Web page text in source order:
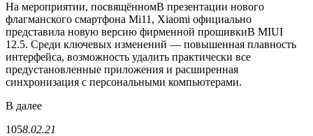
На мероприятии, посвящённомВ презентации нового
флагманского смартфона Mi11, Xiaomi официально
представила новую версию фирменной прошивкиВ MIUI
12.5. Среди ключевых изменений — повышенная плавность
интерфейса, возможность удалить практически все
предустановленные приложения и расширенная
синхронизация с персональными компьютерами.
В далее
1058.02.21